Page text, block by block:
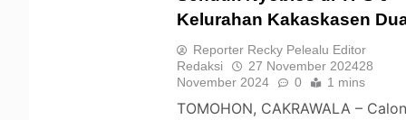
Kelurahan Kakaskasen
Reporter Recky Pelealu Editor
Redaksi
27 November 202428
November 2024
0 1 mins
TOMOHON, CAKRAWALA –